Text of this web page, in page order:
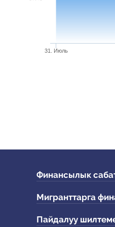
31. Июль
Финансылык
Мигранттарга
Пайдалуу